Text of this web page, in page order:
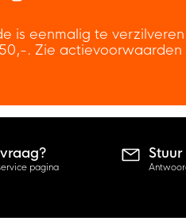
is eenmalig te
. Zie actievoorwaarden
pagina
Stuur